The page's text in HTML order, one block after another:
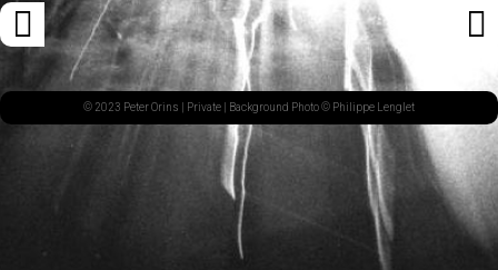
Navigation
des
articles
ARTICLE
PRÉCÉDENT© 2023 Peter Orins | Private | Background Photo © Philippe Lenglet